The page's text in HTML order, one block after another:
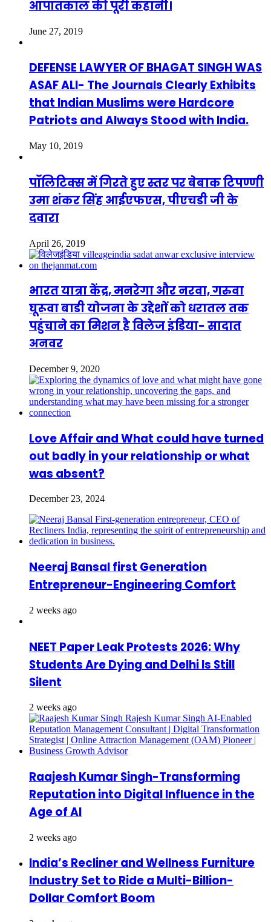
आपातकाल की पूरी कहानी।
June 27, 2019
DEFENSE LAWYER OF BHAGAT SINGH WAS
ASAF ALI- The Journals Clearly Exhibits
that Indian Muslims were Hardcore
Patriots and Always Stood with India.
May 10, 2019
पॉलिटिक्स में गिरते हुए स्तर पर बेबाक टिपण्णी
उमा शंकर सिंह आईएफएस, पीएचडी जी के
दवारा
April 26, 2019
भारत यात्रा केंद्र, मनरेगा और नरवा, गरुवा
घूरूवा बाडी योजना के उद्देशों को धरातल तक
पहुंचाने का मिशन है विलेज इंडिया- सादात
अनवर
December 9, 2020
Love Affair and What could have turned
out badly in your relationship or what
was absent?
December 23, 2024
Neeraj Bansal first Generation
Entrepreneur-Engineering Comfort
2 weeks ago
NEET Paper Leak Protests 2026: Why
Students Are Dying and Delhi Is Still
Silent
2 weeks ago
Raajesh Kumar Singh-Transforming
Reputation into Digital Influence in the
Age of AI
2 weeks ago
India’s Recliner and Wellness Furniture
Industry Set to Ride a Multi-Billion-
Dollar Comfort Boom